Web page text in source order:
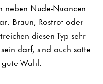
neben Nude-Nuancen
Braun, Rostrot oder
diesen Typ sehr
darf, sind auch satte
Wahl.